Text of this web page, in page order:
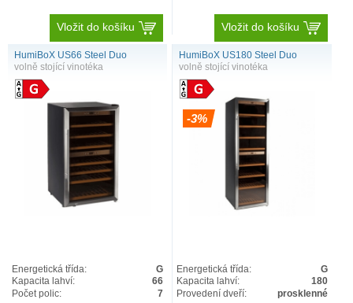
Vložit do košíku Vložit do košíku
HumiBoX US66 Steel Duo
volně stojící vinotéka
Energetická třída:
G
Kapacita lahví:
66
Počet polic:
7
HumiBoX US180 Steel Duo
volně stojící vinotéka
-3%
Energetická třída:
G
Kapacita lahví:
180
Provedení dveří:
prosklenné